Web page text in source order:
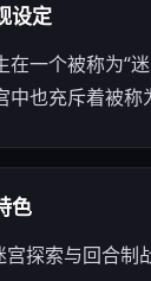
设定
在一个被称为“
中也充斥着被称
色
宫探索与回合制